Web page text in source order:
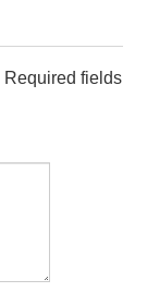
Required fields